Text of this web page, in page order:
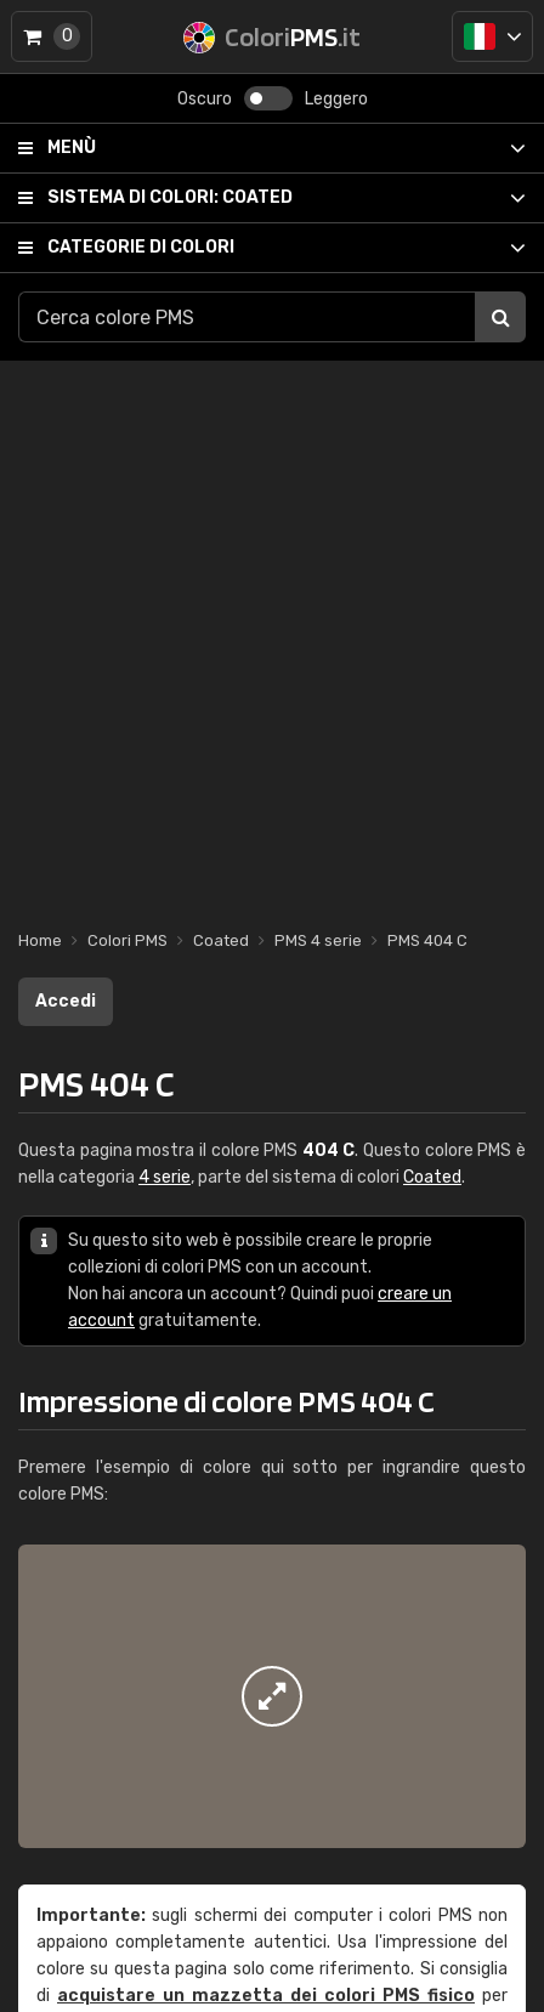
ColoriPMS.it
Oscuro Leggero
MENÙ
SISTEMA DI COLORI: COATED
CATEGORIE DI COLORI
0
Home Colori PMS Coated PMS 4 serie PMS 404 C
Accedi
PMS 404 C
Questa pagina mostra il colore PMS 404 C. Questo colore PMS è
nella categoria 4 serie, parte del sistema di colori Coated.
Su questo sito web è possibile creare le proprie
collezioni di colori PMS con un account.
Non hai ancora un account? Quindi puoi creare un
account gratuitamente.
Impressione di colore PMS 404 C
Premere l'esempio di colore qui sotto per ingrandire questo
colore PMS:
Importante: sugli schermi dei computer i colori PMS non
appaiono completamente autentici. Usa l'impressione del
colore su questa pagina solo come riferimento. Si consiglia
di acquistare un mazzetta dei colori PMS fisico per